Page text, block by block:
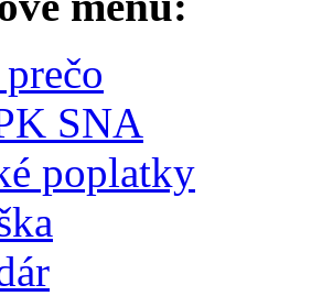
SNA
poplatky